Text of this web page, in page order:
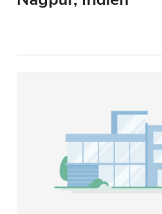
Patienter med hepatit B
Patienter med hepatit C